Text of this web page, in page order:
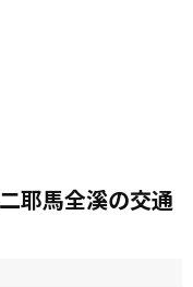
耶馬全溪の交通